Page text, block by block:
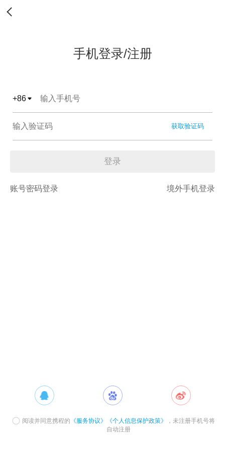
手机登录/注册
+86
获取验证码
登录
账号密码登录 境外手机登录
阅读并同意携程的 《服务协议》 《个人信息保护政策》
，未注册手机号将
自动注册